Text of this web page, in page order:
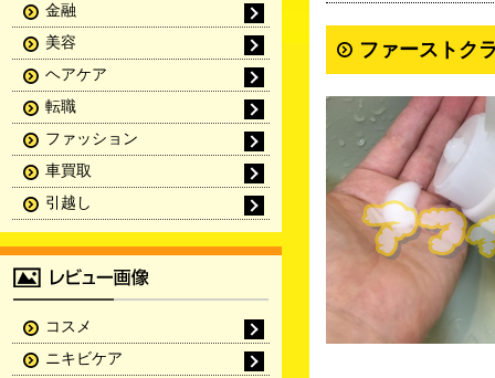
ファーストク
金融
美容
ヘアケア
転職
ファッション
車買取
引越し
コスメ
ニキビケア